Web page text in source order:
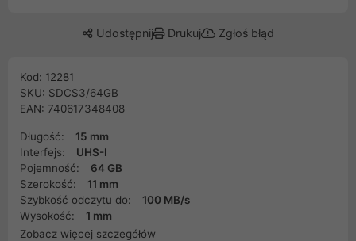
Udostępnij Drukuj Zgłoś błąd
Kod: 12281
SKU: SDCS3/64GB
EAN: 740617348408
Długość:
15 mm
Interfejs:
UHS-I
Pojemność:
64 GB
Szerokość:
11 mm
Szybkość odczytu do:
100 MB/s
Wysokość:
1 mm
Zobacz więcej szczegółów